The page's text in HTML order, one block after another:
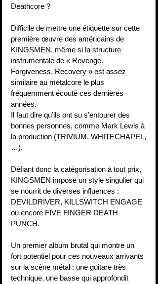
Deathcore ?
Difficile de mettre une étiquette sur cette
première œuvre des américains de
KINGSMEN, même si la structure
instrumentale de « Revenge.
Forgiveness. Recovery » est assez
similaire au métalcore le plus
fréquemment écouté ces dernières
années.
Il faut dire qu’ils ont su s’entourer des
bonnes personnes, comme Mark Lewis à
la production (TRIVIUM, WHITECHAPEL,
…).
Défiant donc la catégorisation à tout prix,
KINGSMEN impose un style singulier qui
se nourrit de diverses influences :
DEVILDRIVER, KILLSWITCH ENGAGE
ou encore FIVE FINGER DEATH
PUNCH.
Un premier album brutal qui montre un
fort potentiel pour ces nouveaux arrivants
sur la scène métal : une guitare très
technique, une basse qui approfondit